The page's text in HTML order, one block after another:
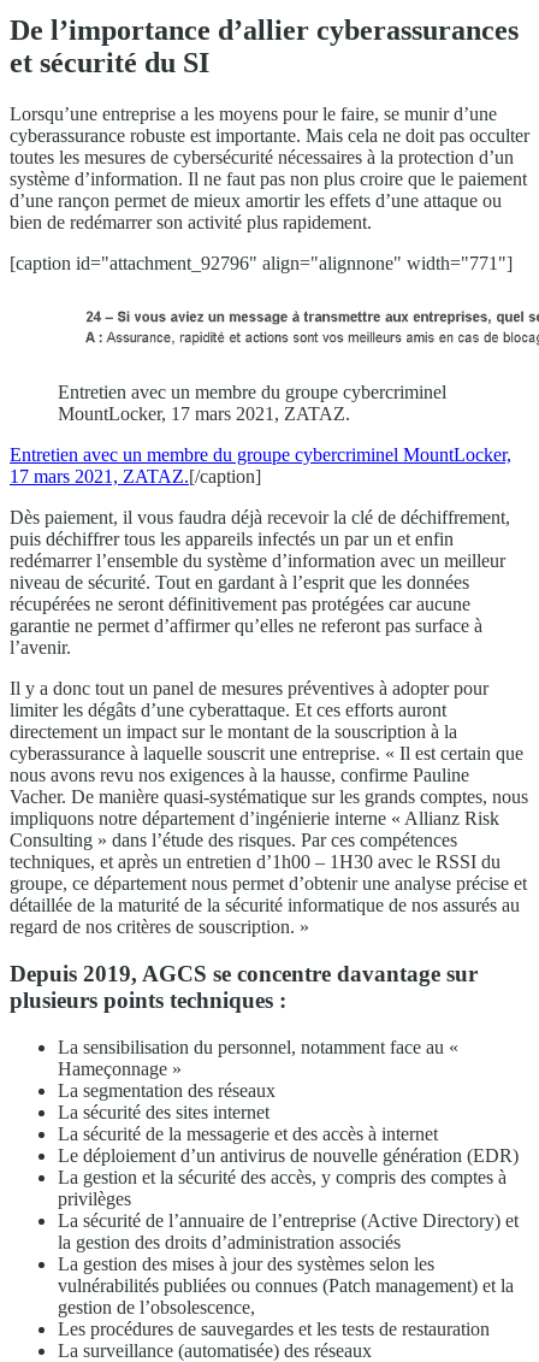
De l’importance d’allier cyberassurances
et sécurité du SI
Lorsqu’une entreprise a les moyens pour le faire, se munir d’une
cyberassurance robuste est importante. Mais cela ne doit pas occulter
toutes les mesures de cybersécurité nécessaires à la protection d’un
système d’information. Il ne faut pas non plus croire que le paiement
d’une rançon permet de mieux amortir les effets d’une attaque ou
bien de redémarrer son activité plus rapidement.
[caption id="attachment_92796" align="alignnone" width="771"]
Entretien avec un membre du groupe cybercriminel
MountLocker, 17 mars 2021, ZATAZ.
Entretien avec un membre du groupe cybercriminel MountLocker,
17 mars 2021, ZATAZ.[/caption]
Dès paiement, il vous faudra déjà recevoir la clé de déchiffrement,
puis déchiffrer tous les appareils infectés un par un et enfin
redémarrer l’ensemble du système d’information avec un meilleur
niveau de sécurité. Tout en gardant à l’esprit que les données
récupérées ne seront définitivement pas protégées car aucune
garantie ne permet d’affirmer qu’elles ne referont pas surface à
l’avenir.
Il y a donc tout un panel de mesures préventives à adopter pour
limiter les dégâts d’une cyberattaque. Et ces efforts auront
directement un impact sur le montant de la souscription à la
cyberassurance à laquelle souscrit une entreprise. « Il est certain que
nous avons revu nos exigences à la hausse, confirme Pauline
Vacher. De manière quasi-systématique sur les grands comptes, nous
impliquons notre département d’ingénierie interne « Allianz Risk
Consulting » dans l’étude des risques. Par ces compétences
techniques, et après un entretien d’1h00 – 1H30 avec le RSSI du
groupe, ce département nous permet d’obtenir une analyse précise et
détaillée de la maturité de la sécurité informatique de nos assurés au
regard de nos critères de souscription. »
Depuis 2019, AGCS se concentre davantage sur
plusieurs points techniques :
La sensibilisation du personnel, notamment face au «
Hameçonnage »
La segmentation des réseaux
La sécurité des sites internet
La sécurité de la messagerie et des accès à internet
Le déploiement d’un antivirus de nouvelle génération (EDR)
La gestion et la sécurité des accès, y compris des comptes à
privilèges
La sécurité de l’annuaire de l’entreprise (Active Directory) et
la gestion des droits d’administration associés
La gestion des mises à jour des systèmes selon les
vulnérabilités publiées ou connues (Patch management) et la
gestion de l’obsolescence,
Les procédures de sauvegardes et les tests de restauration
La surveillance (automatisée) des réseaux